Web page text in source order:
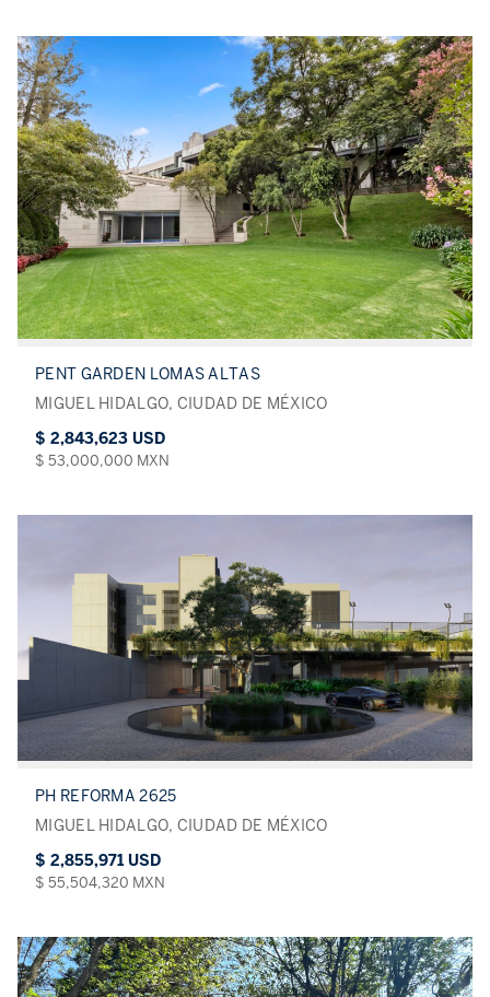
PENT GARDEN LOMAS ALTAS
MIGUEL HIDALGO, CIUDAD DE MÉXICO
$ 2,843,623 USD
$ 53,000,000 MXN
PH REFORMA 2625
MIGUEL HIDALGO, CIUDAD DE MÉXICO
$ 2,855,971 USD
$ 55,504,320 MXN